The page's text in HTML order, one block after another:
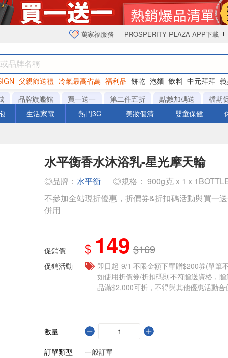
萬家福服務 PROSPERITY PLAZA APP下載
父親節送禮 冷氣最高省萬 福利品 餅乾 泡麵 飲料 中元拜拜
衛生紙
品牌旗艦館 買一送一 第二件五折 點數加碼送
檔期
生活家電 熱門3C 美妝個清 嬰童保健
水平衡香水沐浴乳-星光摩天輪
◎品牌： 水平衡
◎規格： 900g克 x 1 x
不參加全站現折優惠，折價券&折扣碼活動與買一
併用
促銷價 $ 149 $169
促銷活動
即日起-9/1 不限金額下單贈$200券(單筆
如使用折價券/折扣碼則不符贈送資格，
品滿$2,000可折，不得與其他優惠活動合
數量
訂單類型
一般訂單